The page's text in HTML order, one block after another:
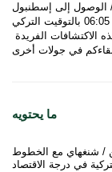
الوصول إلى إسطنبول
ما يحتويه
/ شنغهاي مع الخطوط
في درجة الاقتصاد